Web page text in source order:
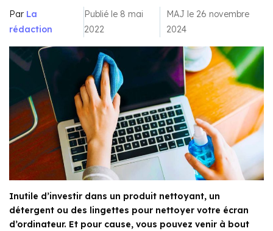
Par La
rédaction
Publié le 8 mai
2022
MAJ le 26 novembre
2024
Inutile d’investir dans un produit nettoyant, un
détergent ou des lingettes pour nettoyer votre écran
d’ordinateur. Et pour cause, vous pouvez venir à bout